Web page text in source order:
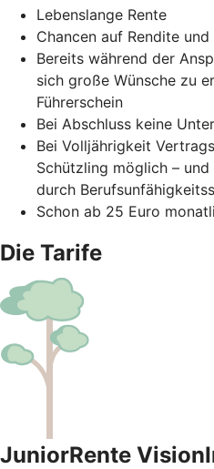
Lebenslange Rente
Chancen auf Rendite
Bereits während der
sich große Wünsche zu
Führerschein
Bei Abschluss keine
Bei Volljährigkeit
Schützling möglich –
durch
Schon ab 25 Euro
Die Tarife
JuniorRente